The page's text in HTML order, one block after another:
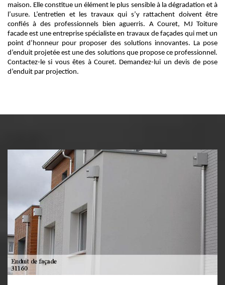
maison. Elle constitue un élément le plus sensible à la dégradation et à
l’usure. L’entretien et les travaux qui s’y rattachent doivent être
confiés à des professionnels bien aguerris. A Couret, MJ Toiture
facade est une entreprise spécialiste en travaux de façades qui met un
point d’honneur pour proposer des solutions innovantes. La pose
d’enduit projetée est une des solutions que propose ce professionnel.
Contactez-le si vous êtes à Couret. Demandez-lui un devis de pose
d’enduit par projection.